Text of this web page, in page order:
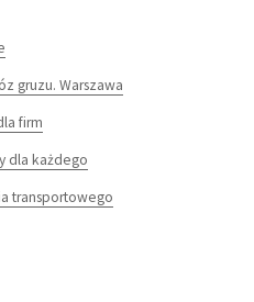
gruzu. Warszawa
firm
dla każdego
transportowego